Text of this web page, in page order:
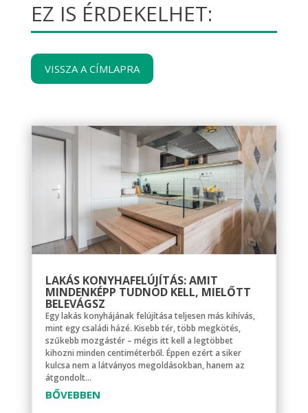
EZ IS ÉRDEKELHET:
VISSZA A CÍMLAPRA
LAKÁS KONYHAFELÚJÍTÁS: AMIT
MINDENKÉPP TUDNOD KELL, MIELŐTT
BELEVÁGSZ
Egy lakás konyhájának felújítása teljesen más kihívás,
mint egy családi házé. Kisebb tér, több megkötés,
szűkebb mozgástér – mégis itt kell a legtöbbet
kihozni minden centiméterből. Éppen ezért a siker
kulcsa nem a látványos megoldásokban, hanem az
átgondolt...
BŐVEBBEN